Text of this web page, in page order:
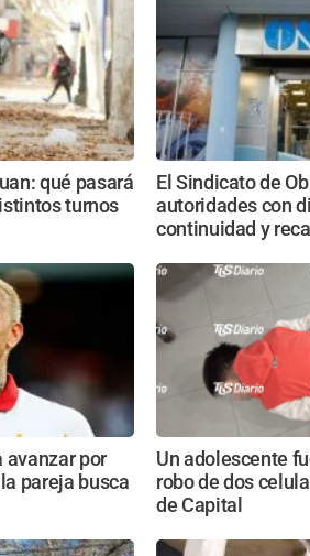
qué pasará
turnos
El Sindicato de
autoridades con
continuidad y
avanzar por
pareja busca
Un adolescente
robo de dos
de Capital